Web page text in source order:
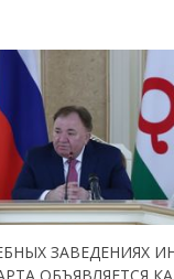
ЗАВЕДЕНИЯХ